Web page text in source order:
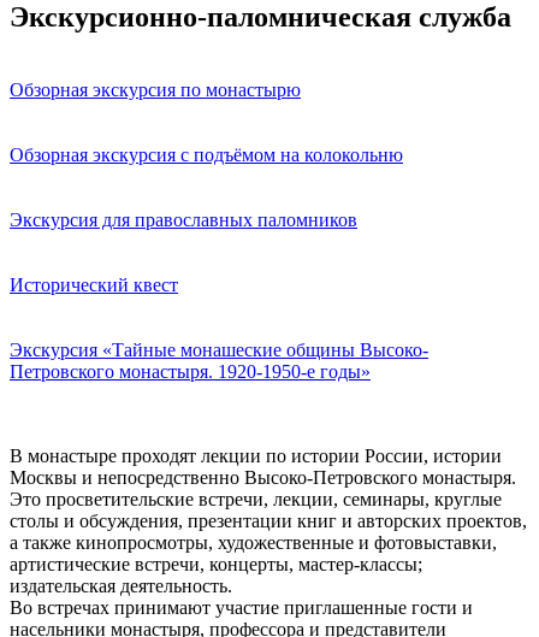
Экскурсионно-паломническая служба
Обзорная экскурсия по монастырю
Обзорная экскурсия с подъёмом на колокольню
Экскурсия для православных паломников
Исторический квест
Экскурсия «Тайные монашеские общины Высоко-
Петровского монастыря. 1920-1950-е годы»
В монастыре проходят лекции по истории России, истории
Москвы и непосредственно Высоко-Петровского монастыря.
Это просветительские встречи, лекции, семинары, круглые
столы и обсуждения, презентации книг и авторских проектов,
а также кинопросмотры, художественные и фотовыставки,
артистические встречи, концерты, мастер-классы;
издательская деятельность.
Во встречах принимают участие приглашенные гости и
насельники монастыря, профессора и представители